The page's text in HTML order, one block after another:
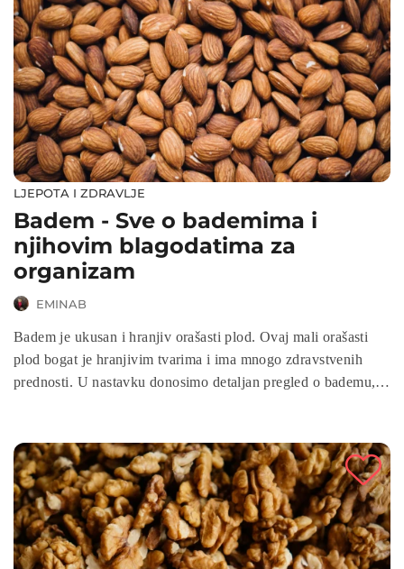
LJEPOTA I ZDRAVLJE
Badem - Sve o bademima i
njihovim blagodatima za
organizam
EMINAB
Badem je ukusan i hranjiv orašasti plod. Ovaj mali orašasti
plod bogat je hranjivim tvarima i ima mnogo zdravstvenih
prednosti. U nastavku donosimo detaljan pregled o bademu,